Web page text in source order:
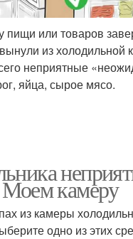
пищи или товаров
из холодильной
неприятные
яйца, сырое мясо.
камеру
из камеры
одно из этих